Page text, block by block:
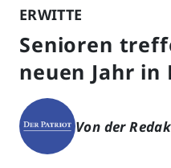
ERWITTE
Senioren
neuen Jahr in
Von der